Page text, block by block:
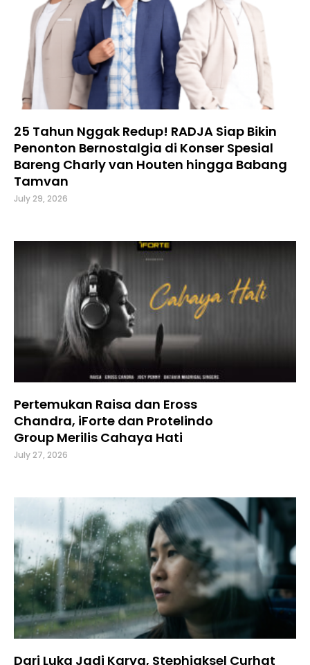
25 Tahun Nggak Redup! RADJA Siap Bikin
Penonton Bernostalgia di Konser Spesial
Bareng Charly van Houten hingga Babang
Tamvan
July 29, 2026
Pertemukan Raisa dan Eross
Chandra, iForte dan Protelindo
Group Merilis Cahaya Hati
July 27, 2026
Dari Luka Jadi Karya, Stephjaksel Curhat